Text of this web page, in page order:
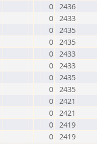
0 2436
0 2433
0 2435
0 2435
0 2433
0 2433
0 2435
0 2435
0 2421
0 2421
0 2419
0 2419